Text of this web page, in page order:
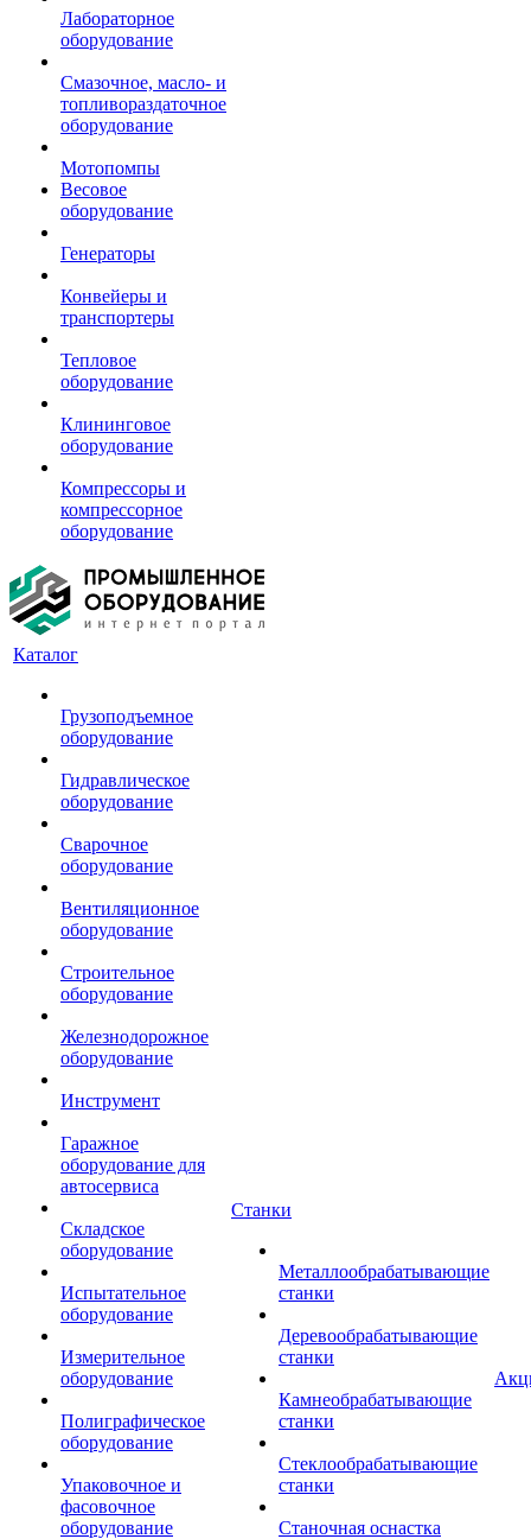
Лабораторное
оборудование
Смазочное, масло- и
топливораздаточное
оборудование
Мотопомпы
Весовое
оборудование
Генераторы
Конвейеры и
транспортеры
Тепловое
оборудование
Клининговое
оборудование
Компрессоры и
компрессорное
оборудование
Каталог
Грузоподъемное
оборудование
Гидравлическое
оборудование
Сварочное
оборудование
Вентиляционное
оборудование
Строительное
оборудование
Железнодорожное
оборудование
Инструмент
Гаражное
оборудование для
автосервиса
Складское
оборудование
Испытательное
оборудование
Измерительное
оборудование
Полиграфическое
оборудование
Упаковочное и
фасовочное
оборудование
Станки
Металлообрабатывающие
станки
Деревообрабатывающие
станки
Камнеобрабатывающие
станки
Стеклообрабатывающие
станки
Станочная оснастка